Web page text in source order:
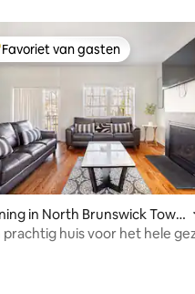
van gasten
Favoriet van gasten
in North Brunswick Town
prachtig huis voor het hele